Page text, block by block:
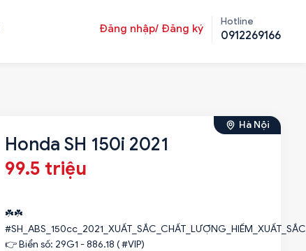
Đăng nhập/ Đăng ký
Hotline
0912269166
Hà Nội
Honda SH 150i 2021
99.5 triệu
☘️☘️
👉 Biển số: 29G1 - 886.18 ( #VIP)